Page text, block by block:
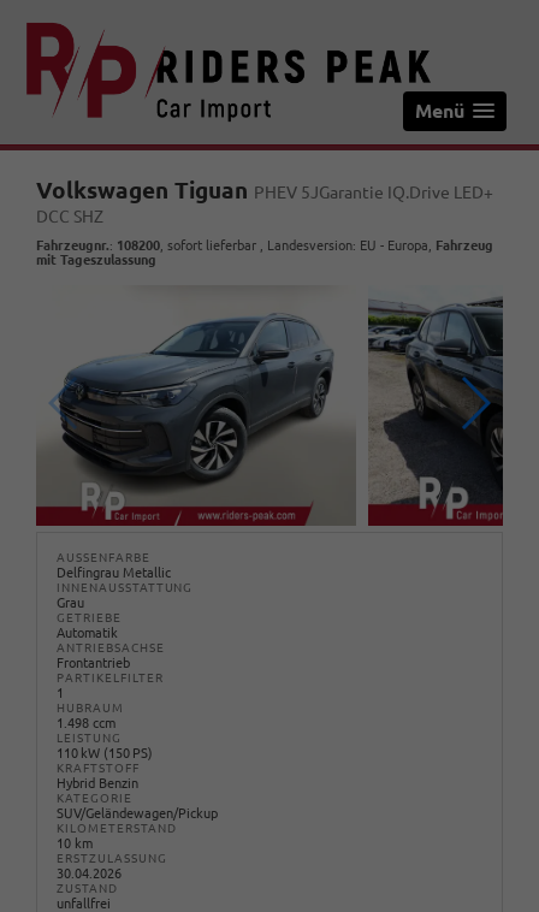
Menü
Volkswagen Tiguan PHEV 5JGarantie IQ.Drive LED+
DCC SHZ
Fahrzeugnr.: 108200 sofort lieferbar , Landesversion: EU - Europa, Fahrzeug
mit Tageszulassung
AUSSENFARBE
Delfingrau Metallic
INNENAUSSTATTUNG
Grau
GETRIEBE
Automatik
ANTRIEBSACHSE
Frontantrieb
PARTIKELFILTER
1
HUBRAUM
1.498 ccm
LEISTUNG
110 kW (150 PS)
KRAFTSTOFF
Hybrid Benzin
KATEGORIE
SUV/Geländewagen/Pickup
KILOMETERSTAND
10 km
ERSTZULASSUNG
30.04.2026
ZUSTAND
unfallfrei